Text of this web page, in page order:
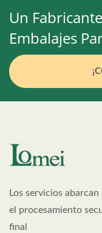
Un
Embalajes
Los servicios
el procesamiento
final